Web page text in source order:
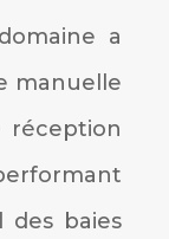
a
manuelle
réception
baies